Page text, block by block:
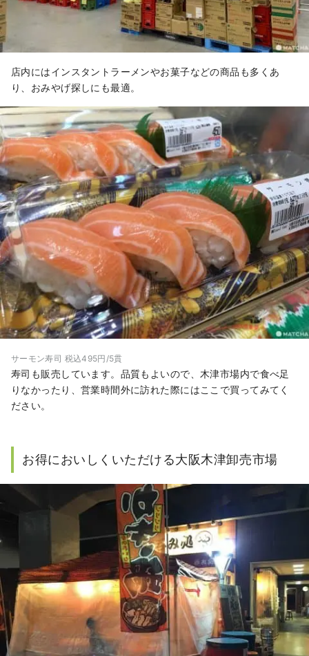
店内にはインスタントラーメンやお菓子などの商品も多くあ
り、おみやげ探しにも最適。
サーモン寿司 税込495円/5貫
寿司も販売しています。品質もよいので、木津市場内で食べ足
りなかったり、営業時間外に訪れた際にはここで買ってみてく
ださい。
お得においしくいただける大阪木津卸売市場